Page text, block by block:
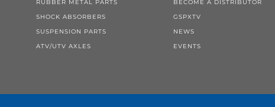
RUBBER METAL PARTS
SHOCK ABSORBERS
SUSPENSION PARTS
ATV/UTV AXLES
BECOME A DISTRIBUTOR
GSPXTV
NEWS
EVENTS